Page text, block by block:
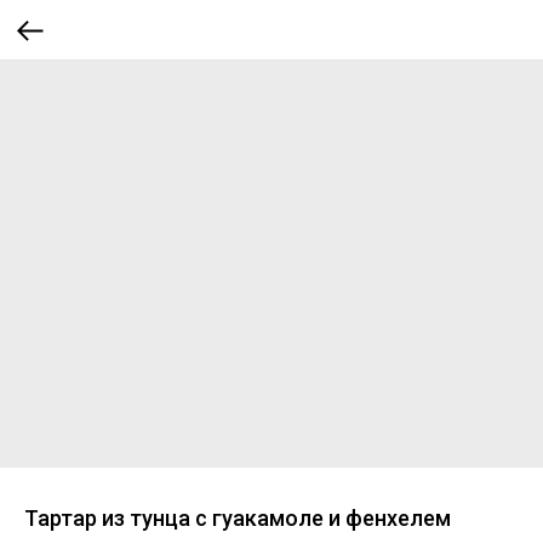
Тартар из тунца с гуакамоле и фенхелем